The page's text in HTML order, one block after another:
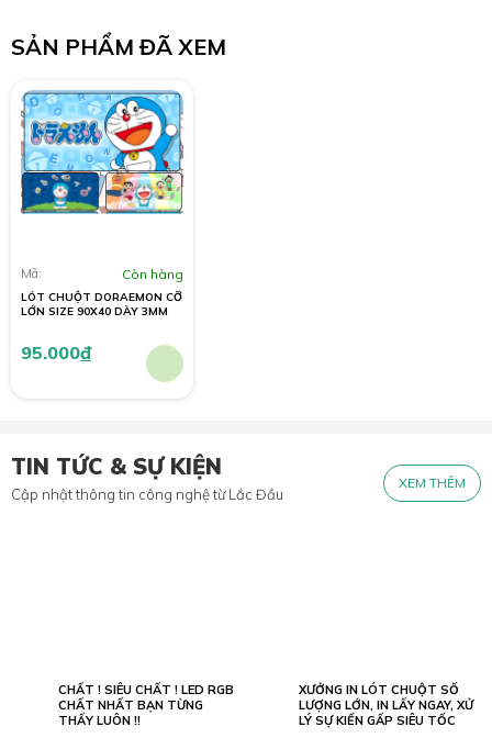
SẢN PHẨM ĐÃ XEM
Mã: Còn hàng
LÓT CHUỘT DORAEMON CỠ
LỚN SIZE 90X40 DÀY 3MM
95.000đ
TIN TỨC & SỰ KIỆN
Cập nhật thông tin công nghệ từ Lắc Đầu
XEM THÊM
CHẤT ! SIÊU CHẤT ! LED RGB
CHẤT NHẤT BẠN TỪNG
THẤY LUÔN !!
XƯỞNG IN LÓT CHUỘT SỐ
LƯỢNG LỚN, IN LẤY NGAY, XỬ
LÝ SỰ KIẾN GẤP SIÊU TỐC